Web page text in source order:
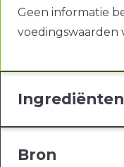
Geen informatie
voedingswaarden
Ingrediënten
Bron